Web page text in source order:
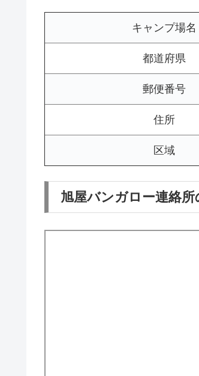
キャンプ場名
都道府県
郵便番号
住所
区域
旭屋バンガロー連絡